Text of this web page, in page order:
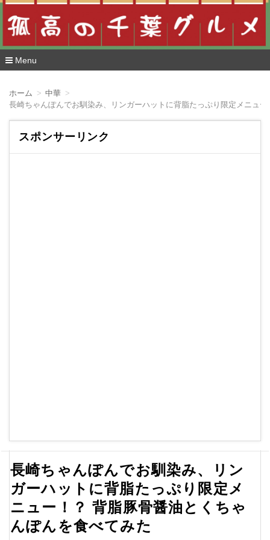
Menu
ホーム
中華
長崎ちゃんぽんでお馴染み、リンガーハットに背脂たっぷり限定メニュ
スポンサーリンク
長崎ちゃんぽんでお馴染み、リン
ガーハットに背脂たっぷり限定メ
ニュー！？ 背脂豚骨醤油とくちゃ
んぽんを食べてみた